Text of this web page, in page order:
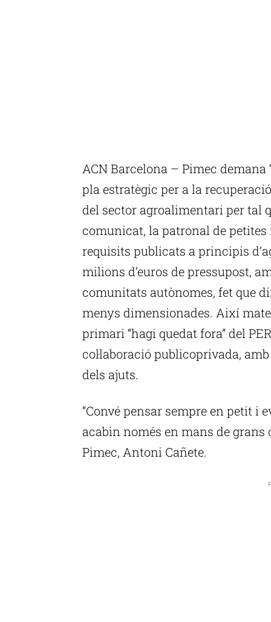
ACN Barcelona – Pimec demana
pla estratègic per a la
del sector agroalimentari per tal
comunicat, la patronal de
requisits publicats a principis
milions d’euros de pressupost,
comunitats autònomes, fet que
menys dimensionades. Així
primari “hagi quedat fora” del
col·laboració publicoprivada,
dels ajuts.
“Convé pensar sempre en petit i
acabin només en mans de
Pimec, Antoni Cañete.